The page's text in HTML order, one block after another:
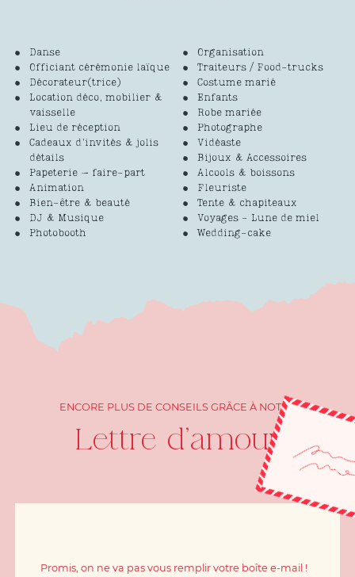
Danse
Officiant cérémonie laïque
Décorateur(trice)
Location déco, mobilier &
vaisselle
Lieu de réception
Cadeaux d’invités & jolis
détails
Papeterie – faire-part
Animation
Bien-être & beauté
DJ & Musique
Photobooth
Organisation
Traiteurs / Food-trucks
Costume marié
Enfants
Robe mariée
Photographe
Vidéaste
Bijoux & Accessoires
Alcools & boissons
Fleuriste
Tente & chapiteaux
Voyages - Lune de miel
Wedding-cake
ENCORE PLUS DE CONSEILS GRÂCE À NOTRE
Lettre d'amour
Promis, on ne va pas vous remplir votre boîte e-mail !